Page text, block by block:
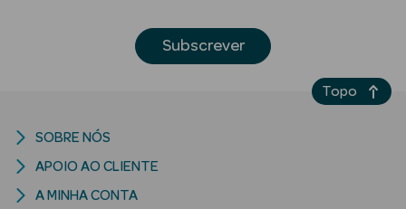
Lábios
Solares Bebé e
Criança
Subscrever
SOBRE NÓS
APOIO AO CLIENTE
A MINHA CONTA
Topo